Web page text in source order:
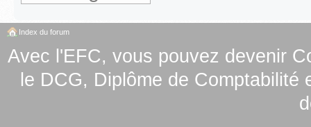
Index du forum
Avec l'EFC, vous pouvez devenir
le DCG, Diplôme de Comptabilité